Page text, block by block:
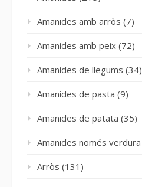
Amanides amb arròs (7)
Amanides amb peix (72)
Amanides de llegums (34)
Amanides de pasta (9)
Amanides de patata (35)
Amanides només verdura
Arròs (131)